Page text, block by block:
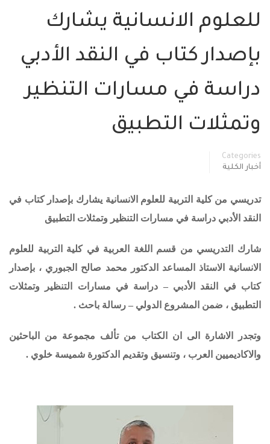
للعلوم الانسانية يشارك
بإصدار كتاب في النقد الأدبي
دراسة في مسارات التنظير
وتمثلات التطبيق
Categories
أخبار الكلية
تدريسي من كلية التربية للعلوم الانسانية يشارك بإصدار كتاب في
النقد الأدبي دراسة في مسارات التنظير وتمثلات التطبيق
شارك التدريسي من قسم اللغة العربية في كلية التربية للعلوم
الانسانية الاستاذ المساعد الدكتور محمد صالح الجبوري ، بإصدار
كتاب في النقد الأدبي – دراسة في مسارات التنظير وتمثلات
التطبيق ، ضمن المشروع الدولي – رسالة باحث .
وتجدر الاشارة الى ان الكتاب من تألف مجموعة من الباحثين
والاكاديميين العرب ، وتنسيق وتقديم الدكتورة شميسة خلوي .